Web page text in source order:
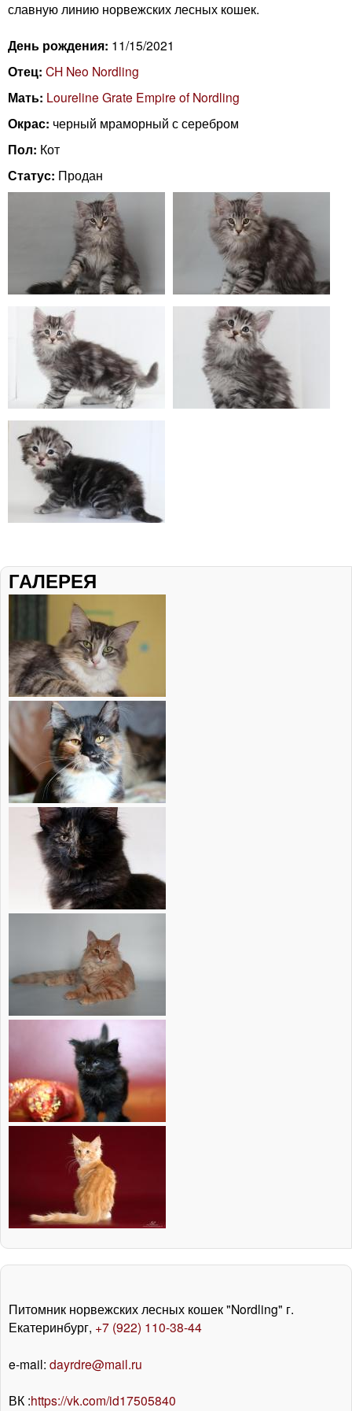
i
n
g
C
a
e
n
u
славную линию норвежских лесных кошек.
День рождения: 11/15/2021
Отец: CH Neo Nordling
Мать: Loureline Grate Empire of Nordling
Окрас: черный мраморный с серебром
Пол: Кот
Статус: Продан
ГАЛЕРЕЯ
Питомник норвежских лесных кошек "Nordling" г.
Екатеринбург, +7 (922) 110-38-44
e-mail: dayrdre@mail.ru
ВК :https://vk.com/id17505840